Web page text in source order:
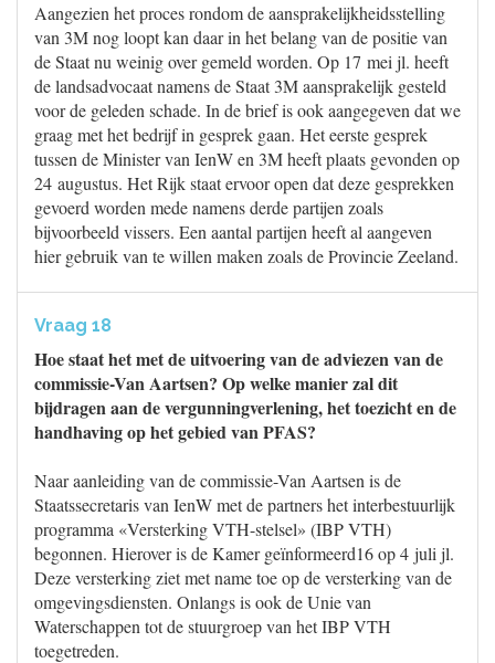
Aangezien het proces rondom de aansprakelijkheidsstelling
van 3M nog loopt kan daar in het belang van de positie van
de Staat nu weinig over gemeld worden. Op 17 mei jl. heeft
de landsadvocaat namens de Staat 3M aansprakelijk gesteld
voor de geleden schade. In de brief is ook aangegeven dat we
graag met het bedrijf in gesprek gaan. Het eerste gesprek
tussen de Minister van IenW en 3M heeft plaats gevonden op
24 augustus. Het Rijk staat ervoor open dat deze gesprekken
gevoerd worden mede namens derde partijen zoals
bijvoorbeeld vissers. Een aantal partijen heeft al aangeven
hier gebruik van te willen maken zoals de Provincie Zeeland.
Vraag 18
Hoe staat het met de uitvoering van de adviezen van de
commissie-Van Aartsen? Op welke manier zal dit
bijdragen aan de vergunningverlening, het toezicht en de
handhaving op het gebied van PFAS?
Naar aanleiding van de commissie-Van Aartsen is de
Staatssecretaris van IenW met de partners het interbestuurlijk
programma «Versterking VTH-stelsel» (IBP VTH)
begonnen. Hierover is de Kamer geïnformeerd16 op 4 juli jl.
Deze versterking ziet met name toe op de versterking van de
omgevingsdiensten. Onlangs is ook de Unie van
Waterschappen tot de stuurgroep van het IBP VTH
toegetreden.